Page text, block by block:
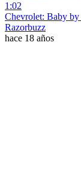
1:02
Chevrolet: Baby by
Razorbuzz
hace 18 años